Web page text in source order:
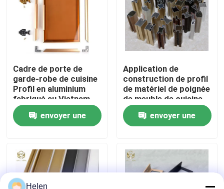
Contrôle de la qualité
nouvelles
Tous les cas
Demande de soumission
profils en aluminium pour des fenêtres et des portes
Cadre de porte de
garde-robe de cuisine
Profil en aluminium
fabriqué au Vietnam
envoyer une
Application de
construction de profil
de matériel de poignée
de meuble de cuisine
envoyer une
Helen